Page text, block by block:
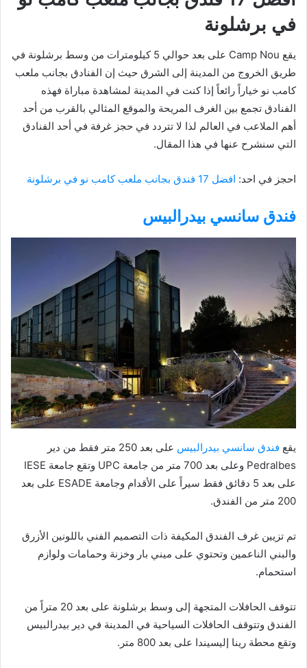
في برشلونة
يقع Camp Nou على بعد حوالي 5 كيلومترات من وسط برشلونة في
طريق الخروج من المدينة إلى الشرق حيث إن الفنادق بجانب ملعب
كامب نو خياراً رائعاً إذا كنت في المدينة لمشاهدة مباراة فهذه
الفنادق تجمع بين الغرف المريحة والموقع المثالي بالقرب من أحد
أهم الملاعب في العالم لذا لا تتردد في حجز غرفة في أحد الفنادق
التي سنشرح عنها في هذا المقال.
احجز في احد: افضل 17 فندق بجانب ملعب كامب نو في برشلونة
فندق سانسي بيدرالبيس
يقع فندق سانسي بيدرالبيس
على بعد 250 متر فقط من دير
Pedralbes وعلى بعد 700 متر من جامعة UPC وتقع جامعة IESE
على بعد 5 دقائق فقط سيراً على الأقدام وجامعة ESADE على بعد
200 متر من الفندق.
تم تزيين غرف الفندق المكيفة ذات التصميم الفني باللونين الأزرق
والبني الناعمين وتحتوي على ميني بار وخزنة وحمامات ولوازم
استحمام.
تتوقف الحافلات المتجهة إلى وسط برشلونة على بعد 20 متراً من
الفندق وتتوقف الحافلات السياحية في المدينة في دير بيدرالبيس
وتقع محطة رينا إليسيندا على بعد 800 متر.